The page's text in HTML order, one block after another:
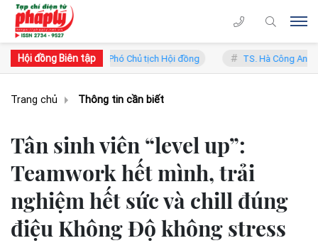
Hội đồng Biên tập
Lý - Phó Chủ tịch Hội đồng TS. Hà Công Anh Bảo - Phó Chủ
Trang chủ Thông tin cần biết
Tân sinh viên “level up”:
Teamwork hết mình, trải
nghiệm hết sức và chill đúng
điệu Không Độ không stress